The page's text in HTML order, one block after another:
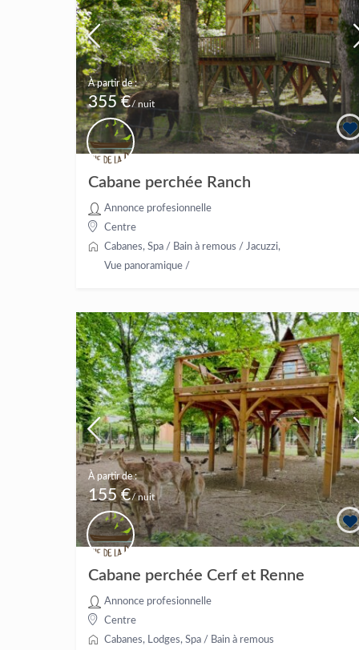
À partir de :
355 €/ nuit
Cabane perchée Ranch
Annonce profesionnelle
Centre
Cabanes, Spa / Bain à remous / Jacuzzi,
Vue panoramique /
À partir de :
155 €/ nuit
Cabane perchée Cerf et Renne
Annonce profesionnelle
Centre
Cabanes, Lodges, Spa / Bain à remous